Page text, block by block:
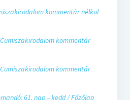
kommentár nélkül
Cumiszakirodalom kommentár
Cumiszakirodalom kommentár
61. nap – kedd / Főzőlap